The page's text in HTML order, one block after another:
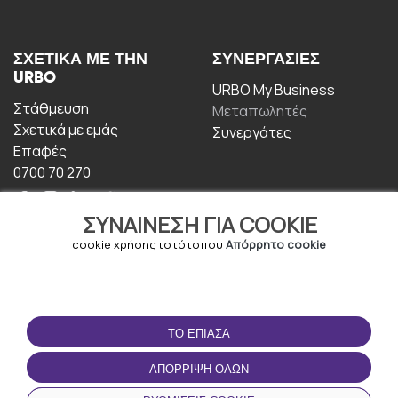
ΣΥΝΑΊΝΕΣΗ ΓΙΑ COOKIE
cookie χρήσης ιστότοπου Απόρρητο cookie
ΤΟ ΈΠΙΑΣΑ
ΑΠΌΡΡΙΨΗ ΌΛΩΝ
ΣΧΕΤΙΚΆ ΜΕ ΤΗΝ
URBO
Στάθμευση
Σχετικά με εμάς
Επαφές
0700 70 270
ΣΥΝΕΡΓΑΣΊΕΣ
URBO My Business
Μεταπωλητές
Συνεργάτες
ΟΡΟΙ ΧΡΉΣΗΣ
Οροι και Προϋποθέσεις
Πολιτική απορρήτου
ΚΑΤΕΒΆΣΤΕ ΤΗΝ
ΕΦΑΡΜΟΓΉ